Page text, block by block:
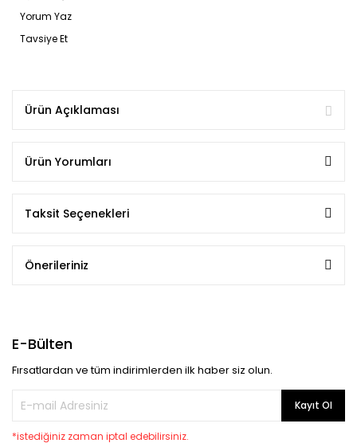
Yorum Yaz
Tavsiye Et
Ürün Açıklaması
Ürün Yorumları
Taksit Seçenekleri
Önerileriniz
E-Bülten
Fırsatlardan ve tüm indirimlerden ilk haber siz olun.
Kayıt Ol
*istediğiniz zaman iptal edebilirsiniz.